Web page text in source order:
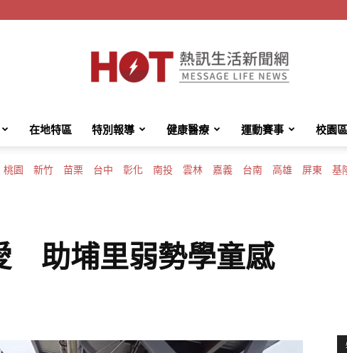
HotMessage
在地特區 特別報導 健康醫療 運動賽事 校園區
桃園 新竹 苗栗 台中 彰化 南投 雲林 嘉義 台南 高雄 屏東 基
助埔里弱勢學童感